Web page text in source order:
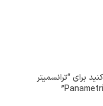
برای “ترانسمیتر